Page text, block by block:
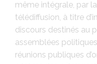
même intégrale, par
télédiffusion, à titre
discours destinés au
assemblées
réunions publiques